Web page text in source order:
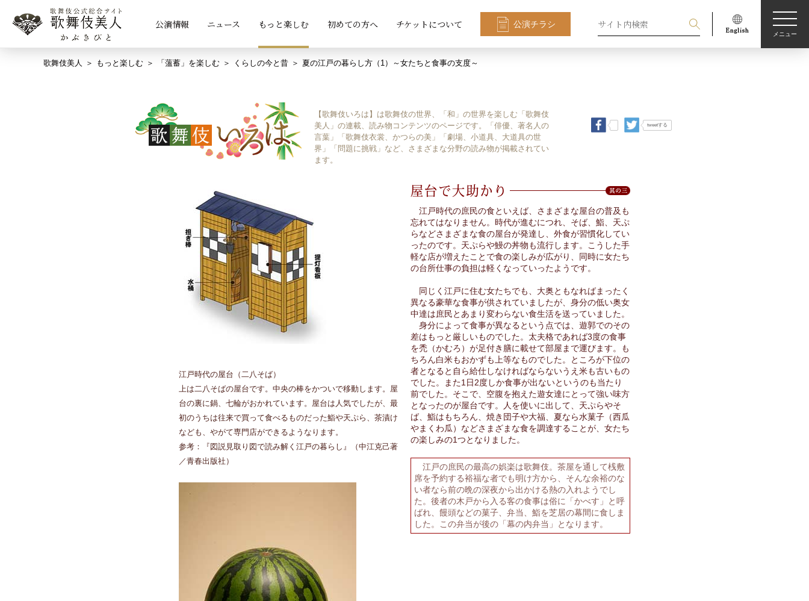
公演情報 ニュース もっと楽しむ 初めての方へ チケットについて 公演チラシ
メニュー
歌舞伎美人 もっと楽しむ 「薀蓄」を楽しむ くらしの今と昔 夏の江戸の暮らし方（1）～女たちと食事の支度～
【歌舞伎いろは】は歌舞伎の世界、「和」の世界を楽しむ「歌舞伎
美人」の連載、読み物コンテンツのページです。「俳優、著名人の
言葉」「歌舞伎衣裳、かつらの美」「劇場、小道具、大道具の世
界」「問題に挑戦」など、さまざまな分野の読み物が掲載されてい
ます。
tweetする
江戸時代の屋台（二八そば）
上は二八そばの屋台です。中央の棒をかついで移動します。屋
台の裏に鍋、七輪がおかれています。屋台は人気でしたが、最
初のうちは往来で買って食べるものだった鮨や天ぷら、茶漬け
なども、やがて専門店ができるようなります。
参考：『図説見取り図で読み解く江戸の暮らし』（中江克己著
／青春出版社）
江戸時代の庶民の食といえば、さまざまな屋台の普及も
忘れてはなりません。時代が進むにつれ、そば、鮨、天ぷ
らなどさまざまな食の屋台が発達し、外食が習慣化してい
ったのです。天ぷらや鰻の丼物も流行します。こうした手
軽な店が増えたことで食の楽しみが広がり、同時に女たち
の台所仕事の負担は軽くなっていったようです。
同じく江戸に住む女たちでも、大奥ともなればまったく
異なる豪華な食事が供されていましたが、身分の低い奥女
中達は庶民とあまり変わらない食生活を送っていました。
身分によって食事が異なるという点では、遊郭でのその
差はもっと厳しいものでした。太夫格であれば3度の食事
を禿（かむろ）が足付き膳に載せて部屋まで運びます。も
ちろん白米もおかずも上等なものでした。ところが下位の
者となると自ら給仕しなければならないうえ米も古いもの
でした。また1日2度しか食事が出ないというのも当たり
前でした。そこで、空腹を抱えた遊女達にとって強い味方
となったのが屋台です。人を使いに出して、天ぷらやそ
ば、鮨はもちろん、焼き団子や大福、夏なら水菓子（西瓜
やまくわ瓜）などさまざまな食を調達することが、女たち
の楽しみの1つとなりました。
江戸の庶民の最高の娯楽は歌舞伎。茶屋を通して桟敷
席を予約する裕福な者でも明け方から、そんな余裕のな
い者なら前の晩の深夜から出かける熱の入れようでし
た。後者の木戸から入る客の食事は俗に「かべす」と呼
ばれ、饅頭などの菓子、弁当、鮨を芝居の幕間に食しま
した。この弁当が後の「幕の内弁当」となります。